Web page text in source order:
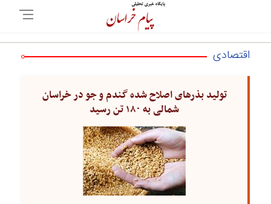
اقتصادی
تولید بذر‌های اصلاح شده گندم و جو در خراسان
شمالی به ۱۸۰ تن رسید